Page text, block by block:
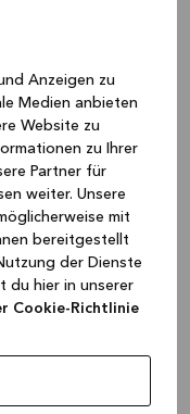
Anzeigen zu
Medien anbieten
Website zu
zu Ihrer
Partner für
weiter. Unsere
mit
bereitgestellt
der Dienste
du hier in unserer
Cookie-Richtlinie
D Schwarz
1180 x 160 mm